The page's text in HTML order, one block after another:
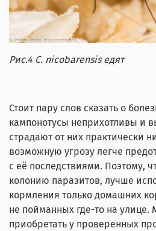
Рис.4 C. nicobarensis едят
Стоит пару слов сказать о
кампонотусы неприхотливы и
страдают от них практически
возможную угрозу легче
с её последствиями. Поэтому,
колонию паразитов, лучше
кормления только домашних
не пойманных где-то на улице.
приобретать у проверенных